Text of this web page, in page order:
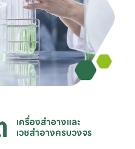
เครื่องสำอางและ
เวชสำอางครบวงจร